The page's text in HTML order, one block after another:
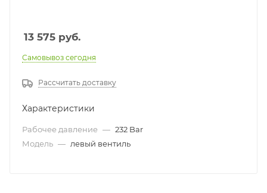
13 575 руб.
Самовывоз сегодня
Рассчитать доставку
Характеристики
Рабочее давление — 232 Bar
Модель — левый вентиль